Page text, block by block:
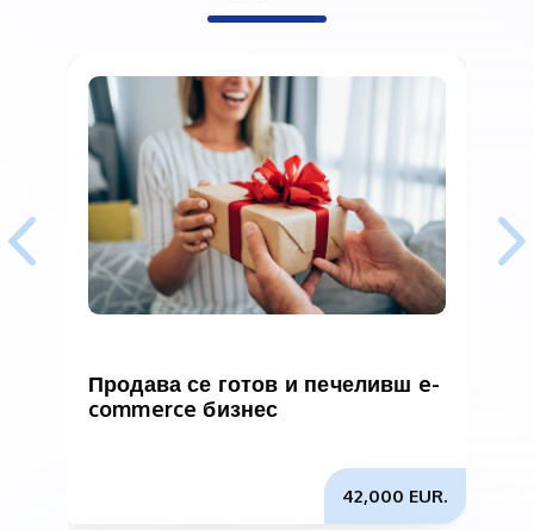
Продава се готов и печеливш e-
commerce бизнес
42,000 EUR.